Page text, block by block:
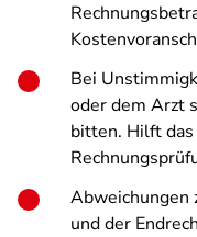
Bei
oder dem Arzt
bitten. Hilft
Abweichungen
und der